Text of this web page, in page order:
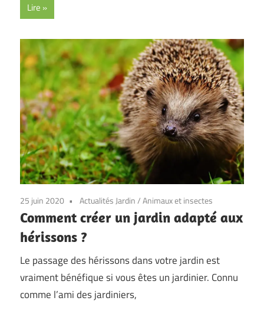
Lire
25 juin 2020 Actualités Jardin/Animaux et insectes
Comment créer un jardin adapté aux
hérissons ?
Le passage des hérissons dans votre jardin est
vraiment bénéfique si vous êtes un jardinier. Connu
comme l’ami des jardiniers,